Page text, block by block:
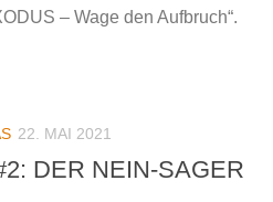
– Wage den Aufbruch“.
22. MAI 2021
DER NEIN-SAGER